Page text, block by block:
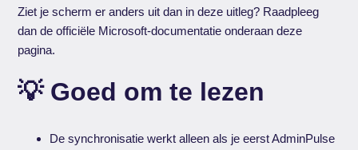
Ziet je scherm er anders uit dan in deze uitleg? Raadpleeg
dan de officiële Microsoft-documentatie onderaan deze
pagina.
💡 Goed om te lezen
De synchronisatie werkt alleen als je eerst AdminPulse